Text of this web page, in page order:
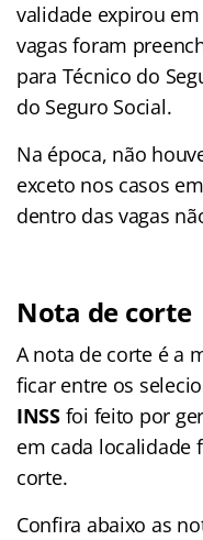
validade expirou
vagas foram
para Técnico do
do Seguro Social.
Na época, não
exceto nos casos
dentro das vagas
Nota de corte
A nota de corte é a
ficar entre os
INSSfoi feito por
em cada localidade
corte.
Confira abaixo as